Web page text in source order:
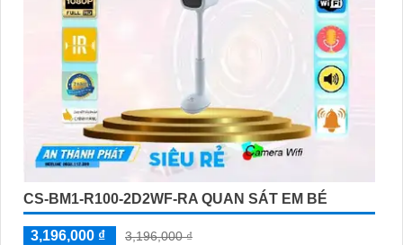
CS-BM1-R100-2D2WF-RA QUAN SÁT EM BÉ
3,196,000 ₫
3,196,000 ₫